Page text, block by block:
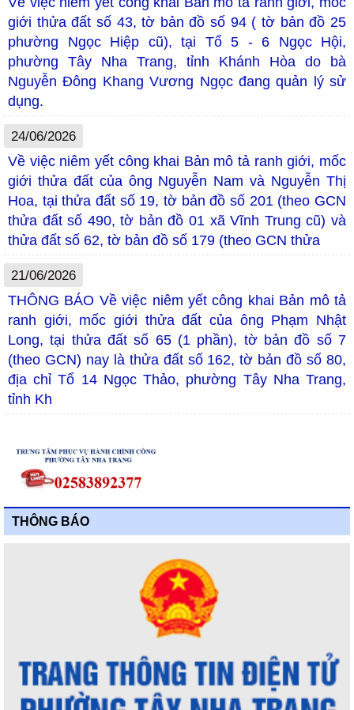
giới thửa đất số 43, tờ bản đồ số 94 ( tờ bản đồ 25
phường Ngọc Hiệp cũ), tại Tổ 5 - 6 Ngọc Hội,
phường Tây Nha Trang, tỉnh Khánh Hòa do bà
Nguyễn Đông Khang Vương Ngọc đang quản lý sử
dụng.
24/06/2026
Về việc niêm yết công khai Bản mô tả ranh giới, mốc
giới thửa đất của ông Nguyễn Nam và Nguyễn Thị
Hoa, tại thửa đất số 19, tờ bản đồ số 201 (theo GCN
thửa đất số 490, tờ bản đồ 01 xã Vĩnh Trung cũ) và
thửa đất số 62, tờ bản đồ số 179 (theo GCN thửa
21/06/2026
THÔNG BÁO Về việc niêm yết công khai Bản mô tả
ranh giới, mốc giới thửa đất của ông Phạm Nhật
Long, tại thửa đất số 65 (1 phần), tờ bản đồ số 7
(theo GCN) nay là thửa đất số 162, tờ bản đồ số 80,
địa chỉ Tổ 14 Ngọc Thảo, phường Tây Nha Trang,
tỉnh Kh
THÔNG BÁO